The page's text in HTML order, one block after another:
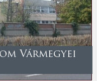
Vármegyei